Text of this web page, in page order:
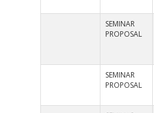
SEMINAR
PROPOSAL
SEMINAR
PROPOSAL